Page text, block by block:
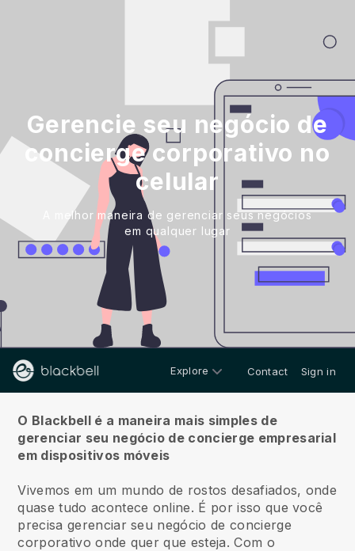
Gerencie seu negócio de
concierge corporativo no
celular
A melhor maneira de gerenciar seus negócios
em qualquer lugar
Explore Contact Sign in
O Blackbell é a maneira mais simples de
gerenciar seu negócio de concierge empresarial
em dispositivos móveis
Vivemos em um mundo de rostos desafiados, onde
quase tudo acontece online. É por isso que você
precisa gerenciar seu negócio de concierge
corporativo onde quer que esteja. Com o